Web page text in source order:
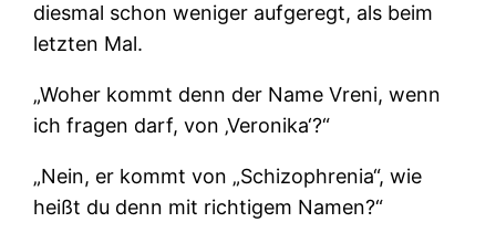
diesmal schon weniger aufgeregt, als beim
letzten Mal.
„Woher kommt denn der Name Vreni, wenn
ich fragen darf, von ‚Veronika‘?“
„Nein, er kommt von „Schizophrenia“, wie
heißt du denn mit richtigem Namen?“